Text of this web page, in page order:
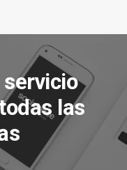
las